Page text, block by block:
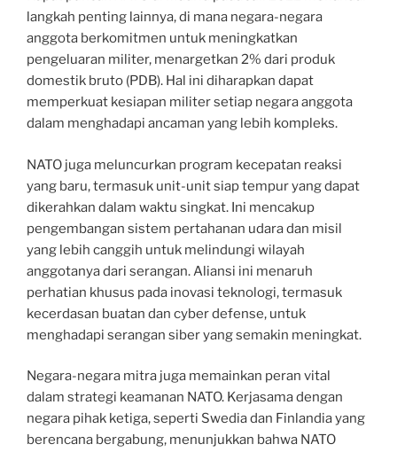
langkah penting lainnya, di mana negara-negara
anggota berkomitmen untuk meningkatkan
pengeluaran militer, menargetkan 2% dari produk
domestik bruto (PDB). Hal ini diharapkan dapat
memperkuat kesiapan militer setiap negara anggota
dalam menghadapi ancaman yang lebih kompleks.
NATO juga meluncurkan program kecepatan reaksi
yang baru, termasuk unit-unit siap tempur yang dapat
dikerahkan dalam waktu singkat. Ini mencakup
pengembangan sistem pertahanan udara dan misil
yang lebih canggih untuk melindungi wilayah
anggotanya dari serangan. Aliansi ini menaruh
perhatian khusus pada inovasi teknologi, termasuk
kecerdasan buatan dan cyber defense, untuk
menghadapi serangan siber yang semakin meningkat.
Negara-negara mitra juga memainkan peran vital
dalam strategi keamanan NATO. Kerjasama dengan
negara pihak ketiga, seperti Swedia dan Finlandia yang
berencana bergabung, menunjukkan bahwa NATO